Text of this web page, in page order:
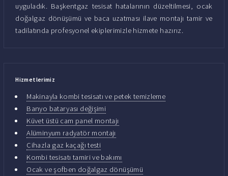
uyguladık. Başkentgaz tesisat hatalarının düzeltilmesi, ocak
doğalgaz dönüşümü ve baca uzatması ilave montajı tamir ve
tadilatında profesyonel ekiplerimizle hizmete hazırız.
Hizmetlerimiz
Makinayla kombi tesisatı ve petek temizleme
Banyo bataryası değişimi
Küvet üstü cam panel montajı
Alüminyum radyatör montajı
Cihazla gaz kaçağı testi
Kombi tesisatı tamiri ve bakımı
Ocak ve şofben doğalgaz dönüşümü